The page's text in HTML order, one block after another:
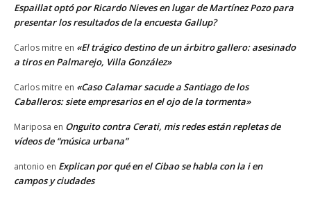
Espaillat optó por Ricardo Nieves en lugar de Martínez Pozo para
presentar los resultados de la encuesta Gallup?
Carlos mitre en «El trágico destino de un árbitro gallero: asesinado
a tiros en Palmarejo, Villa González»
Carlos mitre en «Caso Calamar sacude a Santiago de los
Caballeros: siete empresarios en el ojo de la tormenta»
Mariposa en Onguito contra Cerati, mis redes están repletas de
vídeos de “música urbana”
antonio en Explican por qué en el Cibao se habla con la i en
campos y ciudades